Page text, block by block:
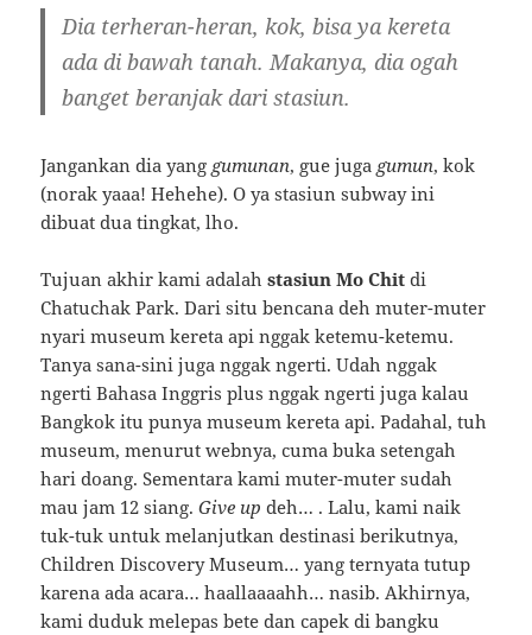
Dia terheran-heran, kok, bisa ya kereta
ada di bawah tanah. Makanya, dia ogah
banget beranjak dari stasiun.
Jangankan dia yang gumunan, gue juga gumun, kok
(norak yaaa! Hehehe). O ya stasiun subway ini
dibuat dua tingkat, lho.
Tujuan akhir kami adalahstasiun Mo Chit di
Chatuchak Park. Dari situ bencana deh muter-muter
nyari museum kereta api nggak ketemu-ketemu.
Tanya sana-sini juga nggak ngerti. Udah nggak
ngerti Bahasa Inggris plus nggak ngerti juga kalau
Bangkok itu punya museum kereta api. Padahal, tuh
museum, menurut webnya, cuma buka setengah
hari doang. Sementara kami muter-muter sudah
mau jam 12 siang.Give up deh… . Lalu, kami naik
tuk-tuk untuk melanjutkan destinasi berikutnya,
Children Discovery Museum… yang ternyata tutup
karena ada acara… haallaaaahh… nasib. Akhirnya,
kami duduk melepas bete dan capek di bangku